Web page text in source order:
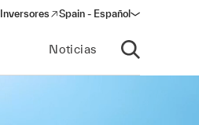
Inversores
(opens in a new window)
Spain - Español
Noticias
Abrir búsqueda